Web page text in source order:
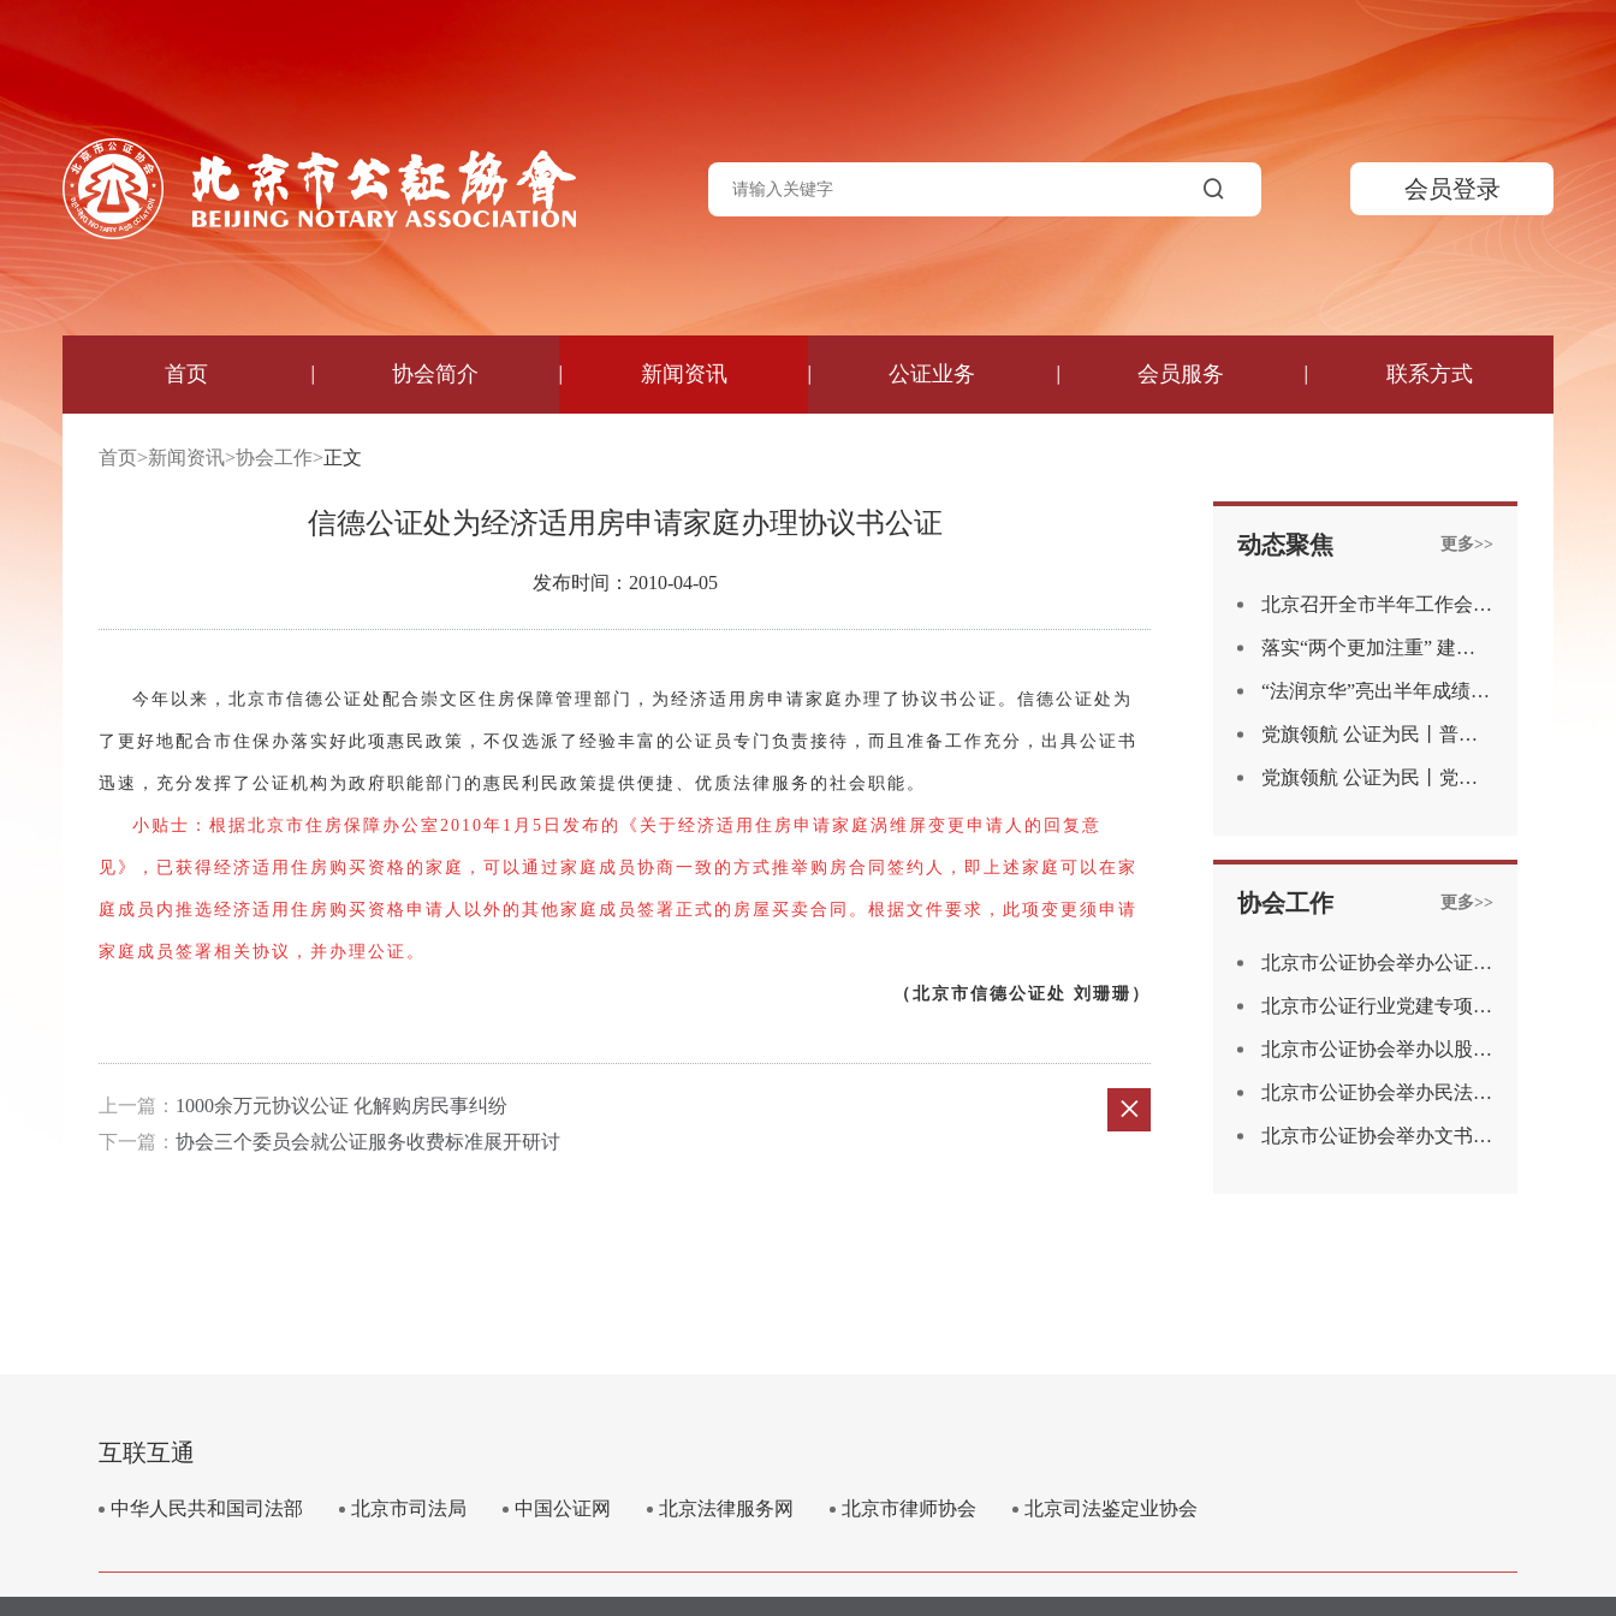
会员登录
首页 协会简介 新闻资讯 公证业务 会员服务 联系方式
首页>新闻资讯>协会工作>正文
信德公证处为经济适用房申请家庭办理协议书公证
发布时间：2010-04-05
今年以来，北京市信德公证处配合崇文区住房保障管理部门，为经济适用房申请家庭办理了协议书公证。信德公证处为
了更好地配合市住保办落实好此项惠民政策，不仅选派了经验丰富的公证员专门负责接待，而且准备工作充分，出具公证书
迅速，充分发挥了公证机构为政府职能部门的惠民利民政策提供便捷、优质法律服务的社会职能。
小贴士：根据北京市住房保障办公室2010年1月5日发布的《关于经济适用住房申请家庭涡维屏变更申请人的回复意
见》，已获得经济适用住房购买资格的家庭，可以通过家庭成员协商一致的方式推举购房合同签约人，即上述家庭可以在家
庭成员内推选经济适用住房购买资格申请人以外的其他家庭成员签署正式的房屋买卖合同。根据文件要求，此项变更须申请
家庭成员签署相关协议，并办理公证。
（北京市信德公证处 刘珊珊）
上一篇： 1000余万元协议公证 化解购房民事纠纷
下一篇： 协会三个委员会就公证服务收费标准展开研讨
动态聚焦 更多>>
北京召开全市半年工作会议，尹力划出重点任务
落实“两个更加注重” 建设更高水平的社会主义法治国家
“法润京华”亮出半年成绩单：擦亮法律服务品牌 书写法治惠民答卷
党旗领航 公证为民丨普法惠民践初心 首都公证以实干为党旗添彩
党旗领航 公证为民丨党课+见学+共建 首都公证行业这波“为党庆生”很走心
协会工作 更多>>
北京市公证协会举办公证投诉处理工作实务（“京司证学大讲堂”第十六期）
北京市公证行业党建专项培训班顺利举办
北京市公证协会举办以股票作为质押物的强制执行公证实务分享培训 （“京司证学大讲堂”第十五期）
北京市公证协会举办民法典婚姻家庭编司法解释（二） 在公证实务中的理解与适用培训（“京司证学大讲堂”第十四期）
北京市公证协会举办文书鉴定基本问题及标准解读培训（“京司证学大讲堂”第十三期）
互联互通
中华人民共和国司法部 北京市司法局 中国公证网 北京法律服务网 北京市律师协会 北京司法鉴定业协会